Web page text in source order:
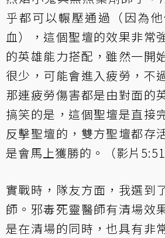
乎都可以輾壓通過（因為
血），這個聖壇的效果非常
的英雄能力搭配，雖然一開
很少，可能會進入疲勞，不
那連疲勞傷害都是由對面的
搞笑的是，這個聖壇是直接
反擊聖壇的，雙方聖壇都存
是會馬上獲勝的。（影片5:51
實戰時，隊友方面，我選到
師。邪毒死靈醫師有清場效
是在清場的同時，也具有非